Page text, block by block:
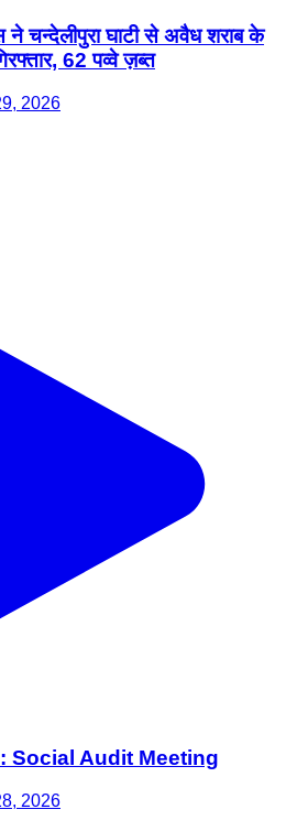
चन्देलीपुरा घाटी से अवैध शराब के
62 पव्वे ज़ब्त
2026
: Social Audit Meeting
2026